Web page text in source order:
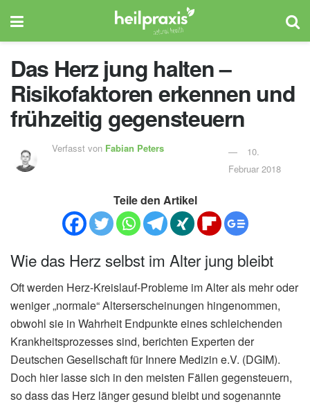
Das Herz jung halten –
Risikofaktoren erkennen und
frühzeitig gegensteuern
Verfasst von Fabian Peters
10.
Februar 2018
Teile den Artikel
Wie das Herz selbst im Alter jung bleibt
Oft werden Herz-Kreislauf-Probleme im Alter als mehr oder
weniger „normale“ Alterserscheinungen hingenommen,
obwohl sie in Wahrheit Endpunkte eines schleichenden
Krankheitsprozesses sind, berichten Experten der
Deutschen Gesellschaft für Innere Medizin e.V. (DGIM).
Doch hier lasse sich in den meisten Fällen gegensteuern,
so dass das Herz länger gesund bleibt und sogenannte